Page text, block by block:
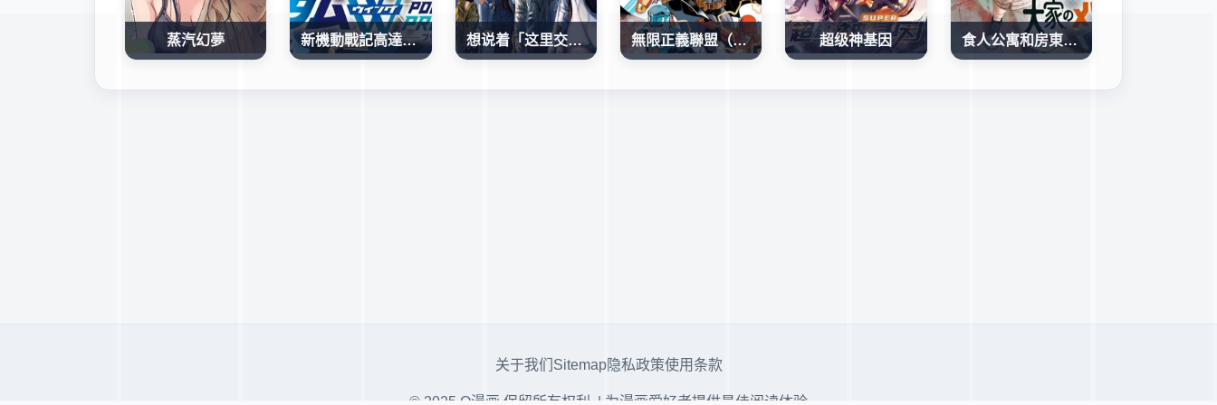
蒸汽幻夢 新機動戰記高達W 0.5POINT HALF PREVENTER-7 想说着「这里交给我你们先冲!」然后去死的找死鬼不想要的宇宙下克上 無限正義聯盟（2024） 超级神基因 食人公寓和房東梅森
关于我们 Sitemap隐私政策使用条款
© 2025 Q漫画 保留所有权利. | 为漫画爱好者提供最佳阅读体验